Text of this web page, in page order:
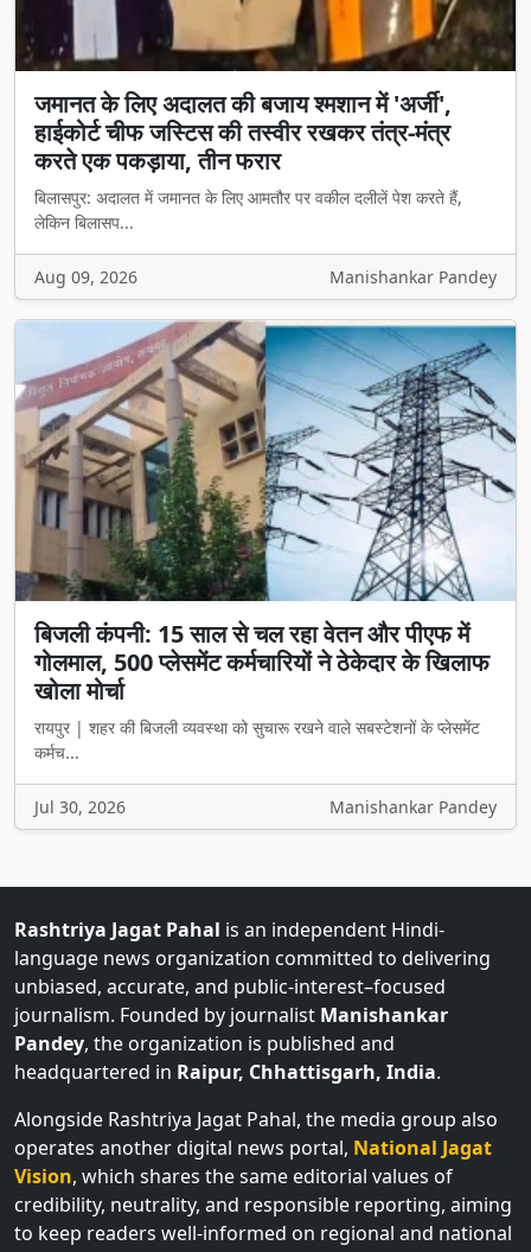
जमानत के लिए अदालत की बजाय श्मशान में 'अर्जी',
हाईकोर्ट चीफ जस्टिस की तस्वीर रखकर तंत्र-मंत्र
करते एक पकड़ाया, तीन फरार
बिलासपुर: अदालत में जमानत के लिए आमतौर पर वकील दलीलें पेश करते हैं,
लेकिन बिलासप...
Aug 09, 2026 Manishankar Pandey
बिजली कंपनी: 15 साल से चल रहा वेतन और पीएफ में
गोलमाल, 500 प्लेसमेंट कर्मचारियों ने ठेकेदार के खिलाफ
खोला मोर्चा
रायपुर | शहर की बिजली व्यवस्था को सुचारू रखने वाले सबस्टेशनों के प्लेसमेंट
कर्मच...
Jul 30, 2026 Manishankar Pandey
Rashtriya Jagat Pahal is an independent Hindi-
language news organization committed to delivering
unbiased, accurate, and public-interest–focused
journalism. Founded by journalist Manishankar
Pandey, the organization is published and
headquartered in Raipur, Chhattisgarh, India.
Alongside Rashtriya Jagat Pahal, the media group also
operates another digital news portal, National Jagat
Vision, which shares the same editorial values of
credibility, neutrality, and responsible reporting, aiming
to keep readers well-informed on regional and national